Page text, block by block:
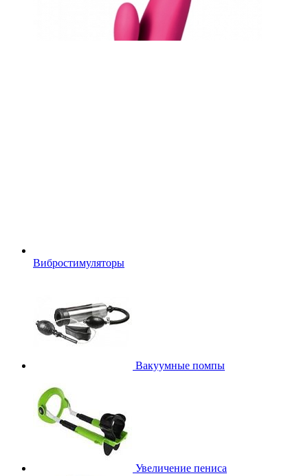
Вибростимуляторы
Вакуумные помпы
Увеличение пениса